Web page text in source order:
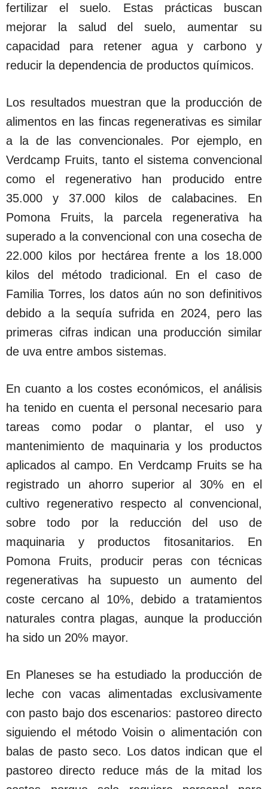
fertilizar el suelo. Estas prácticas buscan
mejorar la salud del suelo, aumentar su
capacidad para retener agua y carbono y
reducir la dependencia de productos químicos.
Los resultados muestran que la producción de
alimentos en las fincas regenerativas es similar
a la de las convencionales. Por ejemplo, en
Verdcamp Fruits, tanto el sistema convencional
como el regenerativo han producido entre
35.000 y 37.000 kilos de calabacines. En
Pomona Fruits, la parcela regenerativa ha
superado a la convencional con una cosecha de
22.000 kilos por hectárea frente a los 18.000
kilos del método tradicional. En el caso de
Familia Torres, los datos aún no son definitivos
debido a la sequía sufrida en 2024, pero las
primeras cifras indican una producción similar
de uva entre ambos sistemas.
En cuanto a los costes económicos, el análisis
ha tenido en cuenta el personal necesario para
tareas como podar o plantar, el uso y
mantenimiento de maquinaria y los productos
aplicados al campo. En Verdcamp Fruits se ha
registrado un ahorro superior al 30% en el
cultivo regenerativo respecto al convencional,
sobre todo por la reducción del uso de
maquinaria y productos fitosanitarios. En
Pomona Fruits, producir peras con técnicas
regenerativas ha supuesto un aumento del
coste cercano al 10%, debido a tratamientos
naturales contra plagas, aunque la producción
ha sido un 20% mayor.
En Planeses se ha estudiado la producción de
leche con vacas alimentadas exclusivamente
con pasto bajo dos escenarios: pastoreo directo
siguiendo el método Voisin o alimentación con
balas de pasto seco. Los datos indican que el
pastoreo directo reduce más de la mitad los